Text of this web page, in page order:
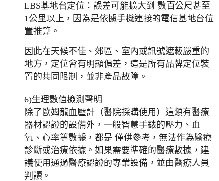
LBS基地台定位：誤差可能擴大到 數百公尺甚至
1公里以上， 因為是依據手機連接的電信基地台位
置推算。
因此在天候不佳、郊區、室內或訊號遮蔽嚴重的
地方， 定位會有明顯偏差，這是所有品牌定位裝
置的共同限制， 並非產品故障。
6)生理數值檢測聲明
除了歐姆龍血壓計（醫院採購使用）這類有醫療
器材認證的設備外， 一般智慧手錶的壓力、血
氧、心率等數據，都是 僅供參考，無法作為醫療
診斷或治療依據。 如果需要準確的醫療數據，建
議使用通過醫療認證的專業設備， 並由醫療人員
判讀。